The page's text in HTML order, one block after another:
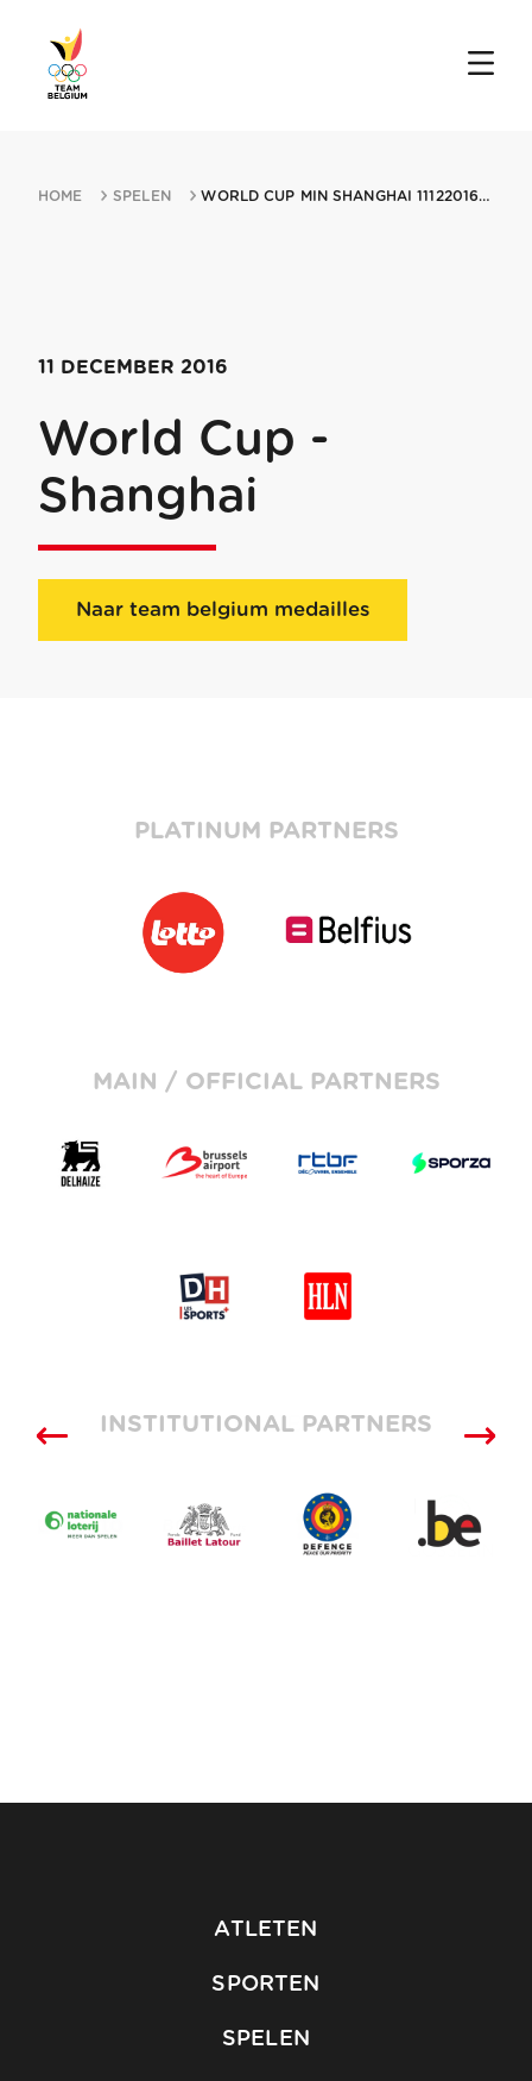
HOME SPELEN WORLD CUP MIN SHANGHAI 11122016 SHANGHAI
11 DECEMBER 2016
World Cup -
Shanghai
Naar team belgium medailles
PLATINUM PARTNERS
MAIN / OFFICIAL PARTNERS
INSTITUTIONAL PARTNERS
ATLETEN
SPORTEN
SPELEN